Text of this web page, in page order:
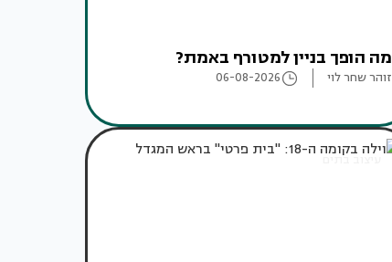
מה הופך בניין למטורף באמת?
זוהר שחר לוי 06-08-2026
עיצוב בתים